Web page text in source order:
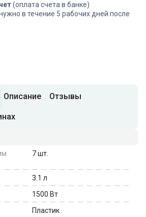
(оплата счета в банке)
в течение 5 рабочих дней после
Описание Отзывы
7шт.
3.1 л
1500 Вт
Пластик